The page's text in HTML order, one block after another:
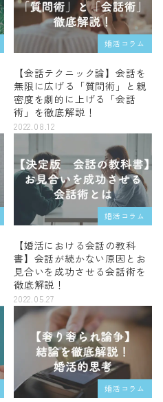
婚活コラム
【会話テクニック論】会話を
無限に広げる「質問術」と親
密度を劇的に上げる「会話
術」を徹底解説！
2022.08.12
婚活コラム
【婚活における会話の教科
書】会話が続かない原因とお
見合いを成功させる会話術を
徹底解説！
2022.05.27
婚活コラム